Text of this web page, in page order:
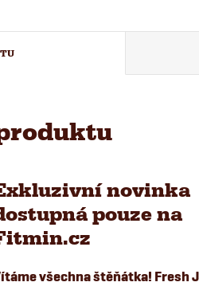
novinka
pouze na
všechna štěňátka! Fresh